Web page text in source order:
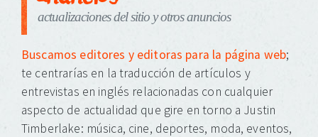
actualizaciones del sitio y otros anuncios
Buscamos editores y editoras para la página web;
te centrarías en la traducción de artículos y
entrevistas en inglés relacionadas con cualquier
aspecto de actualidad que gire en torno a Justin
Timberlake: música, cine, deportes, moda, eventos,